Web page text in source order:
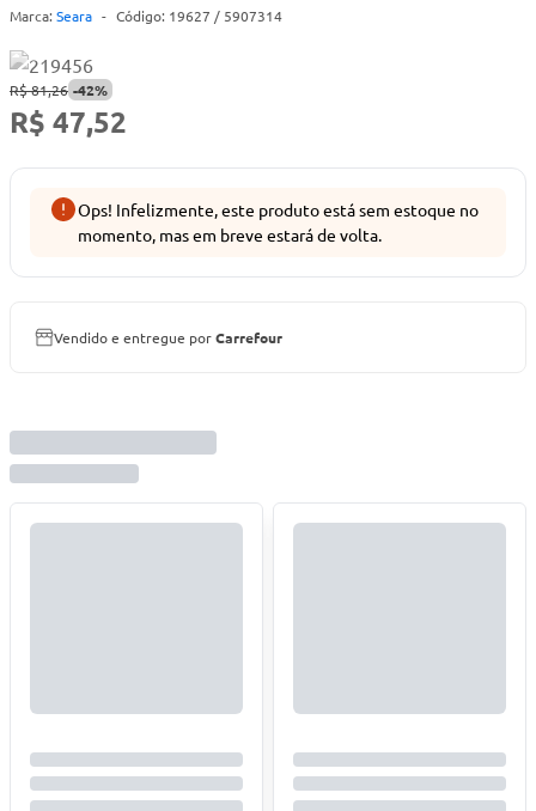
Marca: Seara - Código: 19627 / 5907314
R$ 81,26 -42%
R$ 47,52
Ops! Infelizmente, este produto está sem estoque no
momento, mas em breve estará de volta.
Vendido e entregue porCarrefour